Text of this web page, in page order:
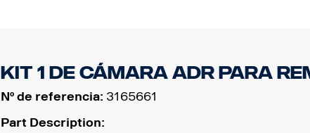
Kit 1 de cámara ADR para
Nº de referencia: 3165661
Part Description: